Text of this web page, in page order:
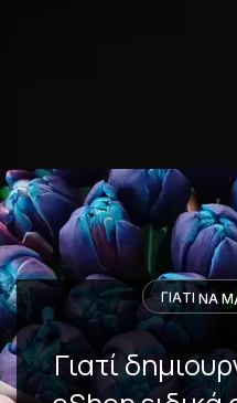
ΓΙΑΤΙ ΝΑ Μ
Γιατί